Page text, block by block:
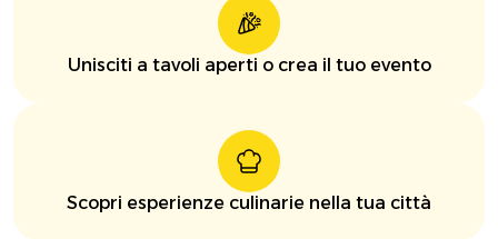
Unisciti a tavoli aperti o crea il tuo evento
Scopri esperienze culinarie nella tua città